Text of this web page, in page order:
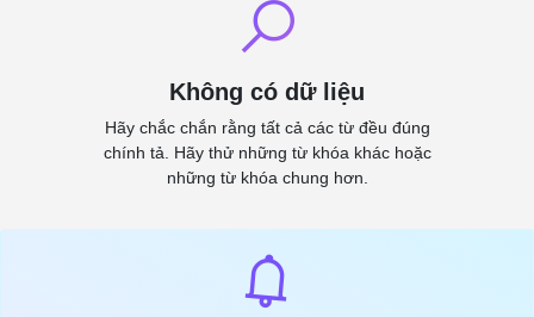
Không có dữ liệu
Hãy chắc chắn rằng tất cả các từ đều đúng
chính tả. Hãy thử những từ khóa khác hoặc
những từ khóa chung hơn.